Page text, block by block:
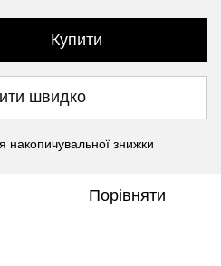
Купити
швидко
накопичувальної знижки
Порівняти